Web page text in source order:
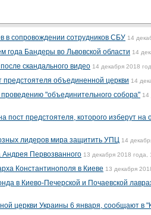
в сопровождении сотрудников СБУ 14
года Бандеры во Львовской области 14
скандального видео 14 декабря 2018
объединенной церкви 14
"объединительного собора" 14
пост предстоятеля, которого изберут
лидеров мира защитить УПЦ 14
Первозванного 13 декабря 2018 года,
Константинополя в Киеве 13 декабря
в Киево-Печерской и Почаевской
церкви Украины 6 января, сообщают в